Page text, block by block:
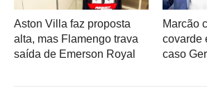
Aston Villa faz proposta
alta, mas Flamengo trava
saída de Emerson Royal
Marcão
covarde
caso